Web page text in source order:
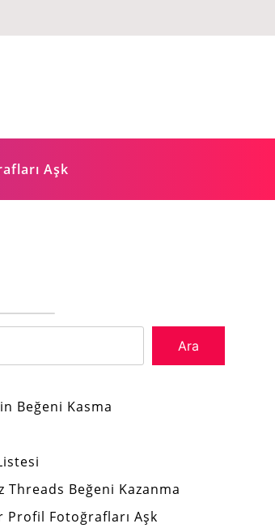
Aşk
Ara
Beğeni Kasma
Threads Beğeni Kazanma
Profil Fotoğrafları Aşk